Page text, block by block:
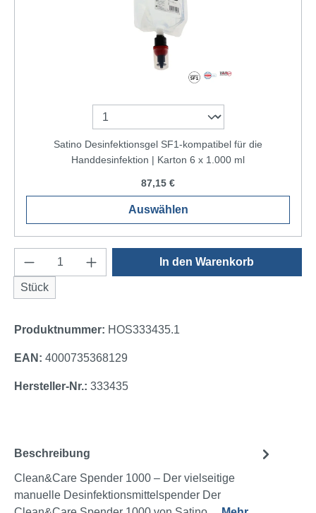
Satino Desinfektionsgel SF1-kompatibel für die
Handdesinfektion | Karton 6 x 1.000 ml
87,15 €
Auswählen
Produkt Anzahl: Gib den gewünschten
Stück
In den Warenkorb
Produktnummer: HOS333435.1
EAN: 4000735368129
Hersteller-Nr.: 333435
Beschreibung
Clean&Care Spender 1000 – Der vielseitige
manuelle Desinfektionsmittelspender Der